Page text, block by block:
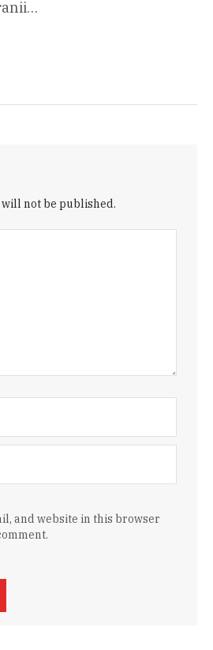
not be published.
and website in this browser